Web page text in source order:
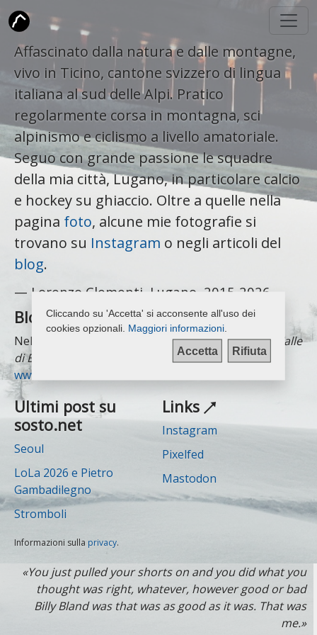
Affascinato dalla natura e dalle montagne,
vivo in Ticino, cantone svizzero di lingua
italiana al sud delle Alpi. Pratico
regolarmente corsa in montagna, sci
alpinismo e ciclismo a livello amatoriale.
Seguo con grande passione le squadre
della mia città, Lugano, in particolare calcio
e hockey su ghiaccio. Oltre a quelle nella
pagina foto, alcune mie fotografie si
trovano su Instagram o negli articoli del
blog.
— Lorenzo Clementi, Lugano, 2015-2026
Blog
Nel 2003 ho fondato il sito
"Sport di Montagna in Valle
di Blenio"
che dal 2006 si è trasformato in un blog:
www.sosto.net
Ultimi post su
sosto.net
Seoul
LoLa 2026 e Pietro
Gambadilegno
Stromboli
Links
Instagram
Pixelfed
Mastodon
Informazioni sulla privacy.
«You just pulled your shorts on and you did what you
thought was right, whatever, however good or bad
Billy Bland was that was as good as it was. That was
me.»
Cliccando su 'Accetta' si acconsente all'uso dei
cookies opzionali. Maggiori informazioni.
Rifiuta
Accetta